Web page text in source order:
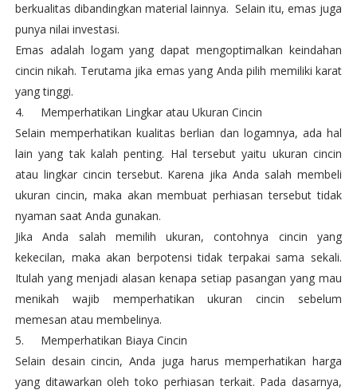
berkualitas dibandingkan material lainnya. Selain itu, emas juga
punya nilai investasi.
Emas adalah logam yang dapat mengoptimalkan keindahan
cincin nikah. Terutama jika emas yang Anda pilih memiliki karat
yang tinggi.
4.
Memperhatikan Lingkar atau Ukuran Cincin
Selain memperhatikan kualitas berlian dan logamnya, ada hal
lain yang tak kalah penting. Hal tersebut yaitu ukuran cincin
atau lingkar cincin tersebut. Karena jika Anda salah membeli
ukuran cincin, maka akan membuat perhiasan tersebut tidak
nyaman saat Anda gunakan.
Jika Anda salah memilih ukuran, contohnya cincin yang
kekecilan, maka akan berpotensi tidak terpakai sama sekali.
Itulah yang menjadi alasan kenapa setiap pasangan yang mau
menikah wajib memperhatikan ukuran cincin sebelum
memesan atau membelinya.
5.
Memperhatikan Biaya Cincin
Selain desain cincin, Anda juga harus memperhatikan harga
yang ditawarkan oleh toko perhiasan terkait. Pada dasarnya,